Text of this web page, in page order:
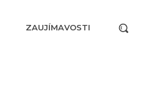
ZAUJÍMAVOSTI